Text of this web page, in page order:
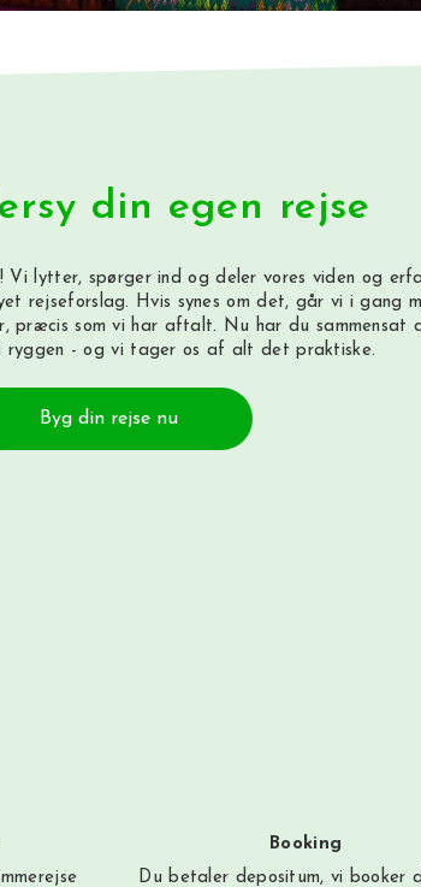
din egen rejse
Vi lytter, spørger ind og deler vores viden og
rejseforslag. Hvis synes om det, går vi i gang
præcis som vi har aftalt. Nu har du sammensat
ryggen - og vi tager os af alt det praktiske.
Byg din rejse nu
Booking
Du betaler depositum, vi booker